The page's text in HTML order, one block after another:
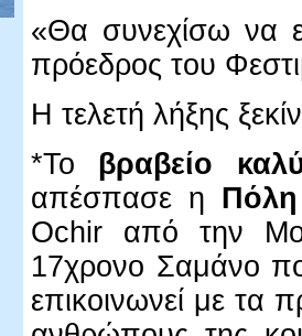
«Θα συνεχίσω να
πρόεδρος του
Η τελετή λήξης
*Το βραβείο
απέσπασε η
Ochir από την
17χρονο Σαμάνο
επικοινωνεί με τα